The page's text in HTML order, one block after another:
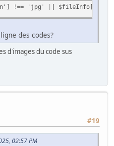
!== 'jpg' ||
des codes?
d'images du code sus
#19
02:57 PM